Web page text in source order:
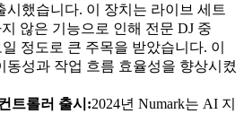
시했습니다. 이 장치는 라이브 세트
않은 기능으로 인해 전문 DJ 중
정도로 큰 주목을 받았습니다. 이
동성과 작업 흐름 효율성을 향상시켰
트롤러 출시:2024년 Numark는 AI 지